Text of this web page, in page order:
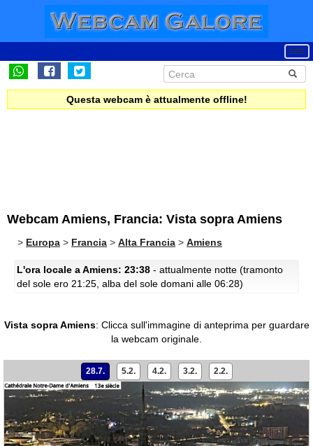
Questa webcam è attualmente offline!
Webcam Amiens, Francia: Vista sopra Amiens
> Europa > Francia > Alta Francia > Amiens
L'ora locale a Amiens: 23:38 - attualmente notte (tramonto
del sole ero 21:25, alba del sole domani alle 06:28)
Vista sopra Amiens: Clicca sull'immagine di anteprima per guardare
la webcam originale.
28.7. 5.2. 4.2. 3.2. 2.2.